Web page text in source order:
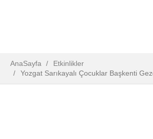
AnaSayfa
Etkinlikler
Yozgat Sarıkayalı Çocuklar Başkenti